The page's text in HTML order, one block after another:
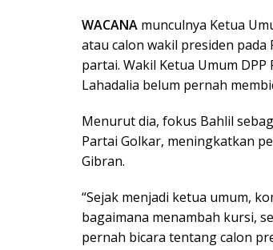
WACANA munculnya Ketua
atau calon wakil presiden
partai. Wakil Ketua Umum
Lahadalia belum pernah
Menurut dia, fokus Bahlil
Partai Golkar, meningkatkan
Gibran.
“Sejak menjadi ketua umum,
bagaimana menambah kursi,
pernah bicara tentang calon